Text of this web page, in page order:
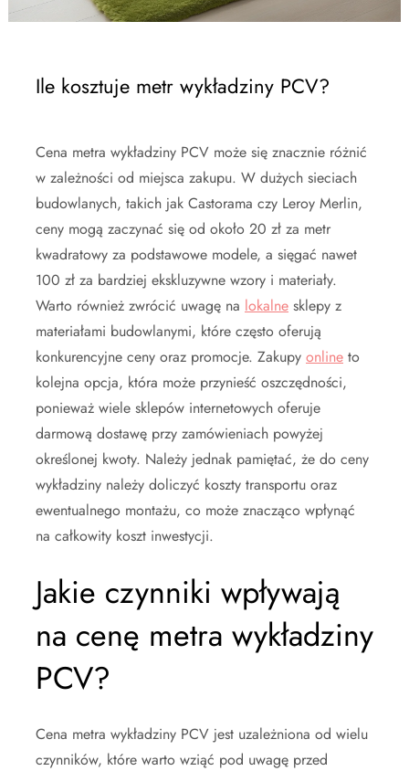
Ile kosztuje metr wykładziny PCV?
Cena metra wykładziny PCV może się znacznie różnić
w zależności od miejsca zakupu. W dużych sieciach
budowlanych, takich jak Castorama czy Leroy Merlin,
ceny mogą zaczynać się od około 20 zł za metr
kwadratowy za podstawowe modele, a sięgać nawet
100 zł za bardziej ekskluzywne wzory i materiały.
Warto również zwrócić uwagę na lokalne sklepy z
materiałami budowlanymi, które często oferują
konkurencyjne ceny oraz promocje. Zakupy online to
kolejna opcja, która może przynieść oszczędności,
ponieważ wiele sklepów internetowych oferuje
darmową dostawę przy zamówieniach powyżej
określonej kwoty. Należy jednak pamiętać, że do ceny
wykładziny należy doliczyć koszty transportu oraz
ewentualnego montażu, co może znacząco wpłynąć
na całkowity koszt inwestycji.
Jakie czynniki wpływają
na cenę metra wykładziny
PCV?
Cena metra wykładziny PCV jest uzależniona od wielu
czynników, które warto wziąć pod uwagę przed